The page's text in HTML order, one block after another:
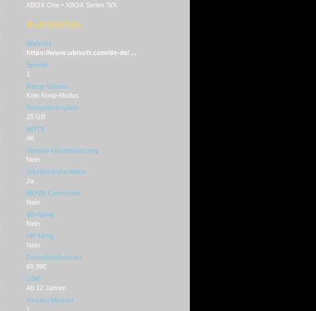
XBOX One • XBOX Series S/X
PLAYSTATION
Website
https://www.ubisoft.com/de-de/ ...
Spieler
1
Koop-Spieler
Kein Koop-Modus
Festplattenplatz
25 GB
HDTV
4K
Sixaxis-Unterstützung
Nein
Vibrationsfunktion
Ja
MOVE Controller
Nein
3D-fähig
Nein
VR-fähig
Nein
Downloadkosten
69,99€
USK
Ab 12 Jahren
Anzahl Medien
1